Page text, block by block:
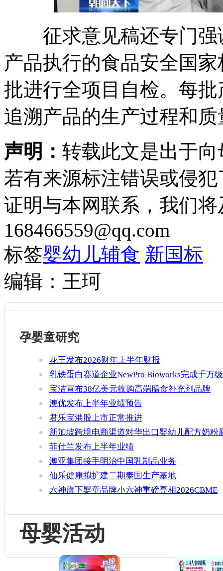
征求意见稿还专门强
产品执行的食品安全国
批进行全项目自检。每
追溯产品的生产过程和
声明： 转载此文是出于
若有来源标注错误或侵
证明与本网联系，我们
168466559@qq.com
标签婴幼儿辅食 新国标
编辑：王珂
孕婴童研究
花王发布2026财年上半年财报
乳铁蛋白赛道企业NewPro Bioworks完成千万级
融资
宝洁宣布38亿美元收购高端膳食补充剂品牌
Thorne
澳优发布上半年业绩预告
君乐宝港股上市正常推进
新加坡跨境电商渠道对华出口婴幼儿配方奶粉
增官方健康证书通关要求
菲仕兰发布上半年业绩
澳亚集团接手明治中国乳制品业务
仙乐健康拟扩建二期泰国生产基地
六神旗下婴童品牌小六神重磅亮相2026CBME
母婴活动